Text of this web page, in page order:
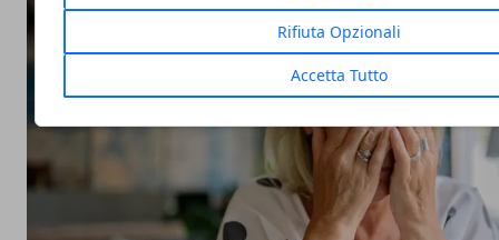
Rifiuta Opzionali
Accetta Tutto